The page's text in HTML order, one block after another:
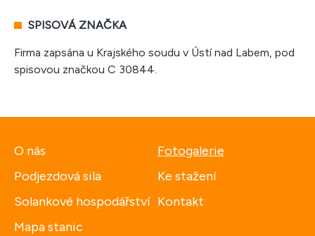
SPISOVÁ ZNAČKA
Firma zapsána u Krajského soudu v Ústí nad Labem, pod
spisovou značkou C 30844.
O nás
Podjezdová sila
Solankové hospodářství
Mapa stanic
Fotogalerie
Ke stažení
Kontakt